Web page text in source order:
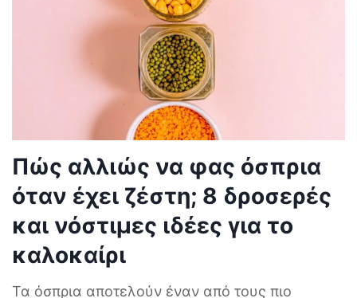
Πώς αλλιώς να φας όσπρια
όταν έχει ζέστη; 8 δροσερές
και νόστιμες ιδέες για το
καλοκαίρι
Τα όσπρια αποτελούν έναν από τους πιο